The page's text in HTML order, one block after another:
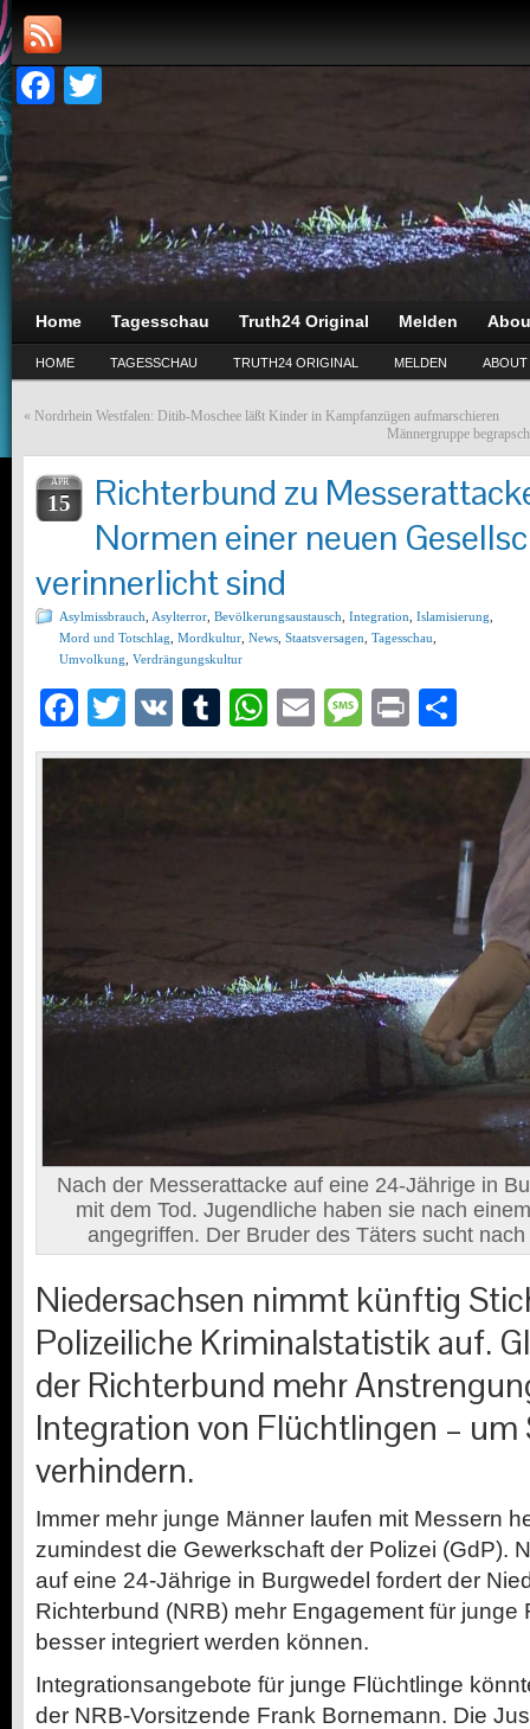
Facebook
Home Tagesschau Truth24 Original Melden
HOME TAGESSCHAU TRUTH24 ORIGINAL MELDEN ABOUT
« Nordrhein Westfalen: Ditib-Moschee läßt Kinder in Kampfanzügen aufmarschieren
Männergruppe
APR
15
Richterbund zu
Normen einer neuen
verinnerlicht sind
Asylmissbrauch Asylterror Bevölkerungsaustausch Integration Islamisierung
Mord und Totschlag Mordkultur News Staatsversagen Tagesschau
Umvolkung Verdrängungskultur
Facebook
Twitter
VK Tumblr
WhatsApp
EmailMessage
Print
Nach der Messerattacke auf eine 24-Jährige in
mit dem Tod. Jugendliche haben sie nach
angegriffen. Der Bruder des Täters sucht
Niedersachsen nimmt künftig
Polizeiliche Kriminalstatistik auf.
der Richterbund mehr
Integration von Flüchtlingen –
verhindern.
Immer mehr junge Männer laufen mit Messern
zumindest die Gewerkschaft der Polizei (GdP).
auf eine 24-Jährige in Burgwedel fordert der
Richterbund (NRB) mehr Engagement für junge
besser integriert werden können.
Integrationsangebote für junge Flüchtlinge
der NRB-Vorsitzende Frank Bornemann. Die